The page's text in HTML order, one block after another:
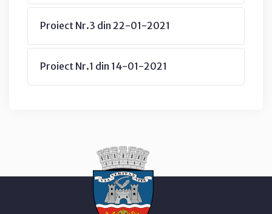
Proiect Nr.3 din 22-01-2021
Proiect Nr.1 din 14-01-2021